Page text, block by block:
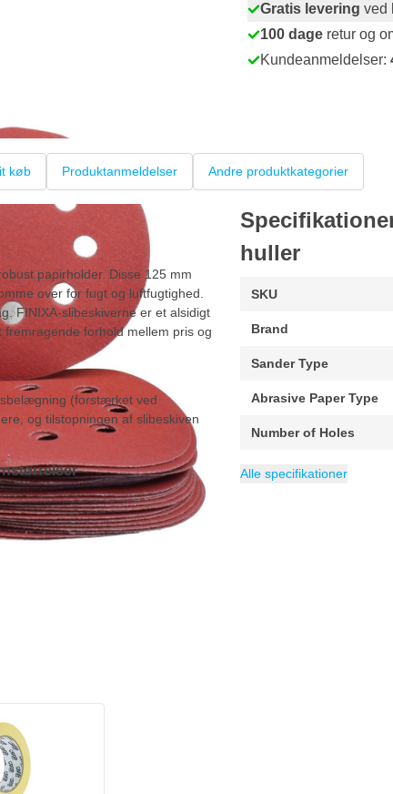
Gratis levering ved
100 dage retur og
Kundeanmeldelser:
køb Produktanmeldelser Andre produktkategorier
papirholder. Disse 125 mm
over for fugt og luftfugtighed.
FINIXA-slibeskiverne er et alsidigt
forhold mellem pris og
(forstærket ved
og tilstopningen af slibeskiven
huller
SKU
Brand
Sander Type
Abrasive Paper Type
Number of Holes
Packaging
Diameter
Velegnet til
Kategori
Alle specifikationer